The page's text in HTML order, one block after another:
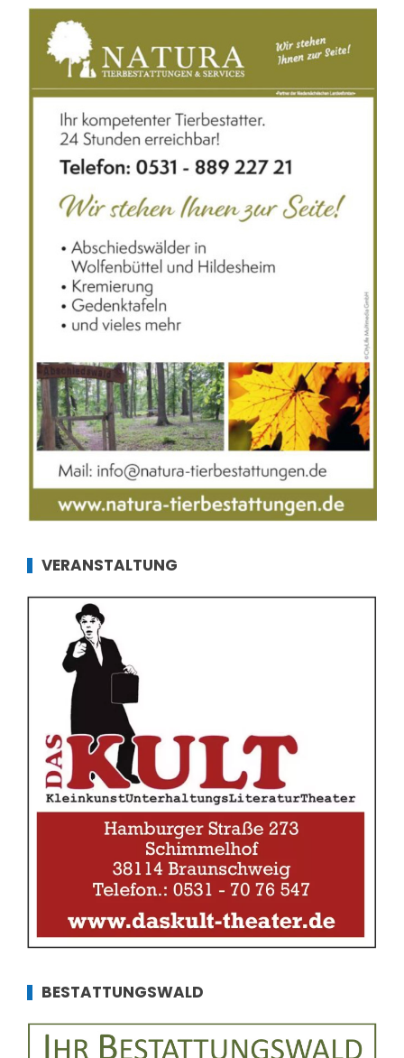
VERANSTALTUNG
BESTATTUNGSWALD